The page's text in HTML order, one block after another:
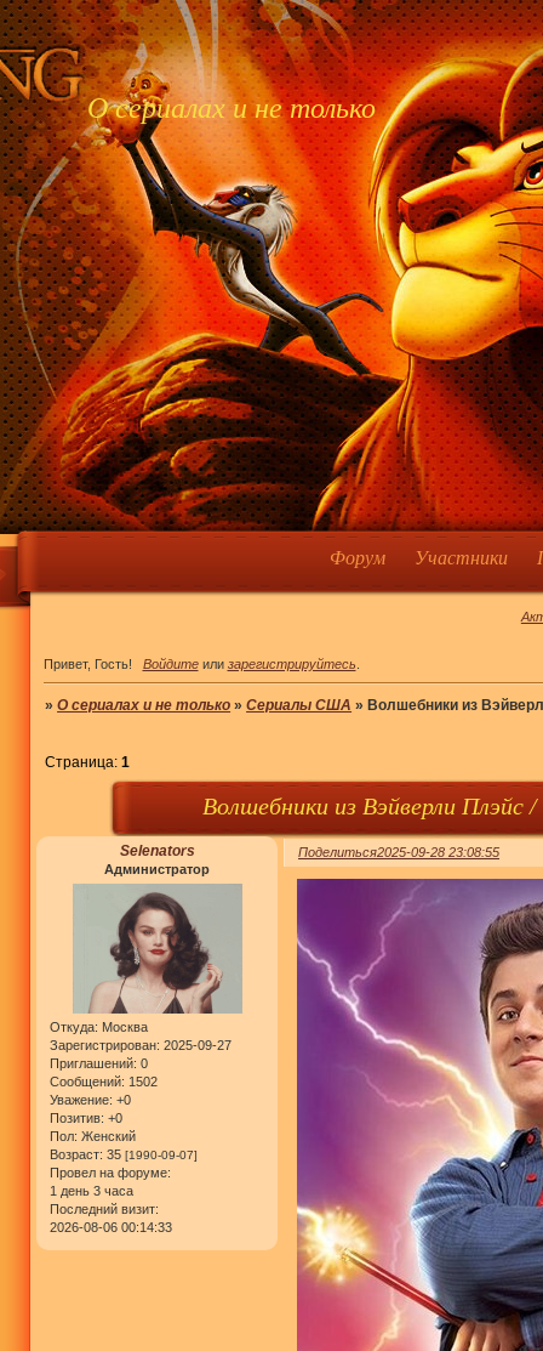
О сериалах и не только
Форум Участники
Привет, Гость! Войдитеили зарегистрируйтесь
»О сериалах и не только »Сериалы США » Волшебники из
Волшебники из Вэйверли
Страница:1
Поделиться2025-09-28 23:08:55
Selenators
Администратор
Откуда: Москва
Зарегистрирован: 2025-09-27
Приглашений: 0
Сообщений: 1502
Уважение: +0
Позитив: +0
Пол: Женский
Возраст: 35 [1990-09-07]
Провел на форуме:
1 день 3 часа
Последний визит:
2026-08-06 00:14:33